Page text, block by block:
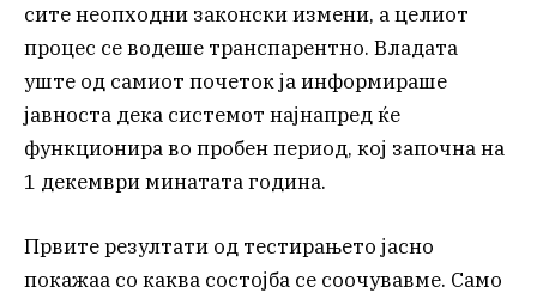
сите неопходни законски измени, а целиот
процес се водеше транспарентно. Владата
уште од самиот почеток ја информираше
јавноста дека системот најнапред ќе
функционира во пробен период, кој започна на
1 декември минатата година.
Првите резултати од тестирањето јасно
покажаа со каква состојба се соочувавме. Само